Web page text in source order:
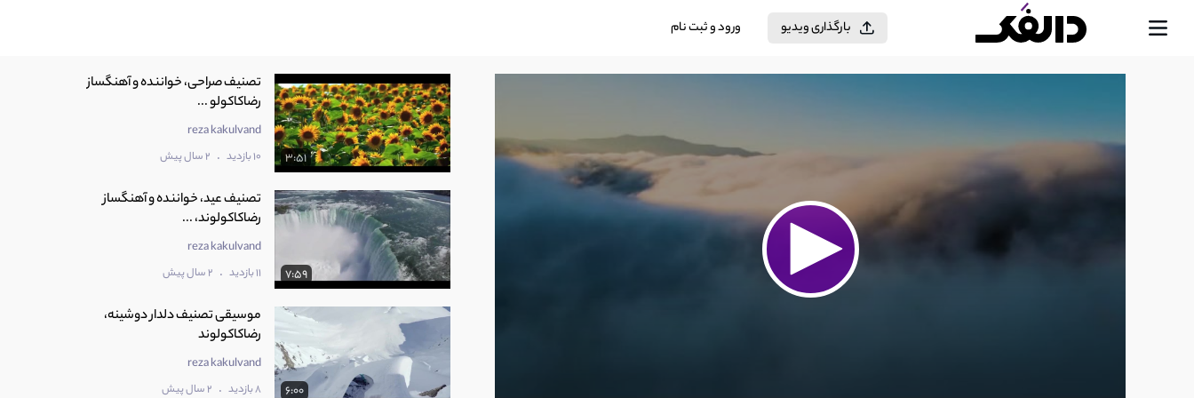
بارگذاری ویدیو ورود و ثبت نام
3:51
تصنیف صراحی، خواننده و آهنگساز
رضاکاکولو ...
reza kakulvand
10 بازدید . 2 سال پیش
7:59
تصنیف عید، خواننده و آهنگساز
رضاکاکولوند، ...
reza kakulvand
11 بازدید . 2 سال پیش
6:00
موسیقی تصنیف دلدار دوشینه،
رضاکاکولوند
reza kakulvand
8 بازدید . 2 سال پیش